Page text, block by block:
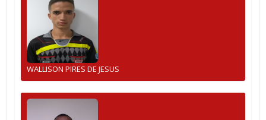
WALLISON PIRES DE JESUS